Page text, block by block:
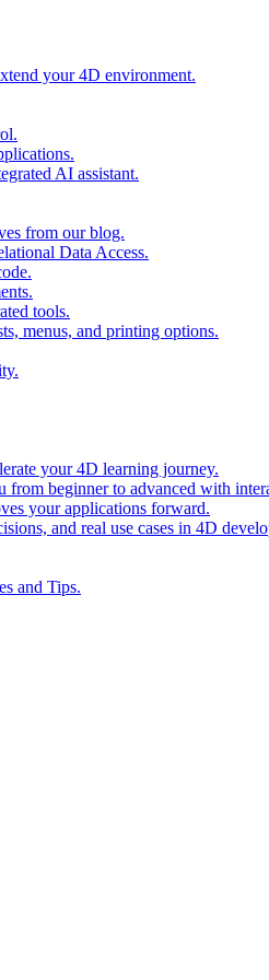
your 4D environment.
AI assistant.
from our blog.
Data Access.
tools.
menus, and printing options.
your 4D learning journey.
beginner to advanced with
your applications forward.
and real use cases in 4D
and Tips.